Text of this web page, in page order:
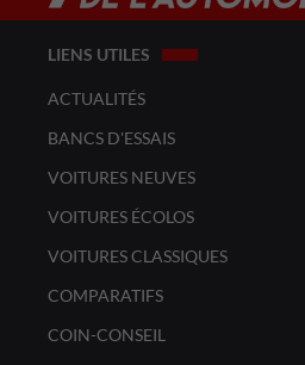
LIENS UTILES
ACTUALITÉS
BANCS D'ESSAIS
VOITURES NEUVES
VOITURES ÉCOLOS
VOITURES CLASSIQUES
COMPARATIFS
COIN-CONSEIL